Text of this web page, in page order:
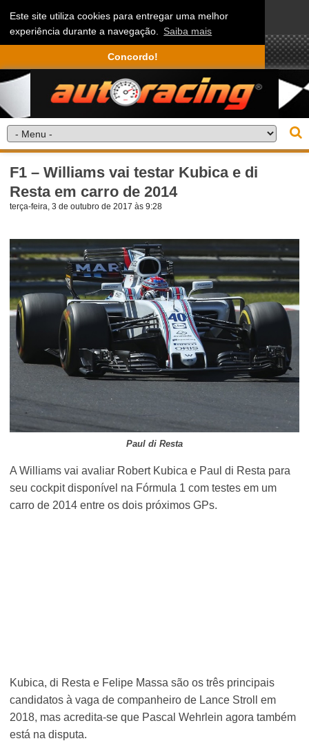
Este site utiliza cookies para entregar uma melhor
experiência durante a navegação. Saiba mais
Concordo!
F1 – Williams vai testar Kubica e di
Resta em carro de 2014
terça-feira, 3 de outubro de 2017 às 9:28
Paul di Resta
A Williams vai avaliar Robert Kubica e Paul di Resta para
seu cockpit disponível na Fórmula 1 com testes em um
carro de 2014 entre os dois próximos GPs.
Kubica, di Resta e Felipe Massa são os três principais
candidatos à vaga de companheiro de Lance Stroll em
2018, mas acredita-se que Pascal Wehrlein agora também
está na disputa.